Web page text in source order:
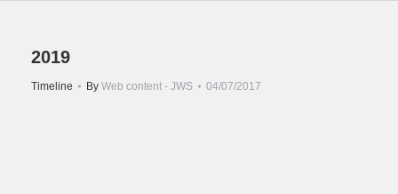
2019
Timeline By Web content - JWS 04/07/2017